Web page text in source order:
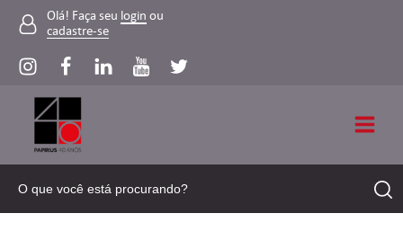
Olá! Faça seu login ou
cadastre-se